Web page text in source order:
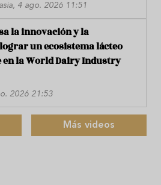
4 ago. 2026 11:51
la innovación y la
un ecosistema lácteo
la World Dairy Industry
2026 21:53
Más videos